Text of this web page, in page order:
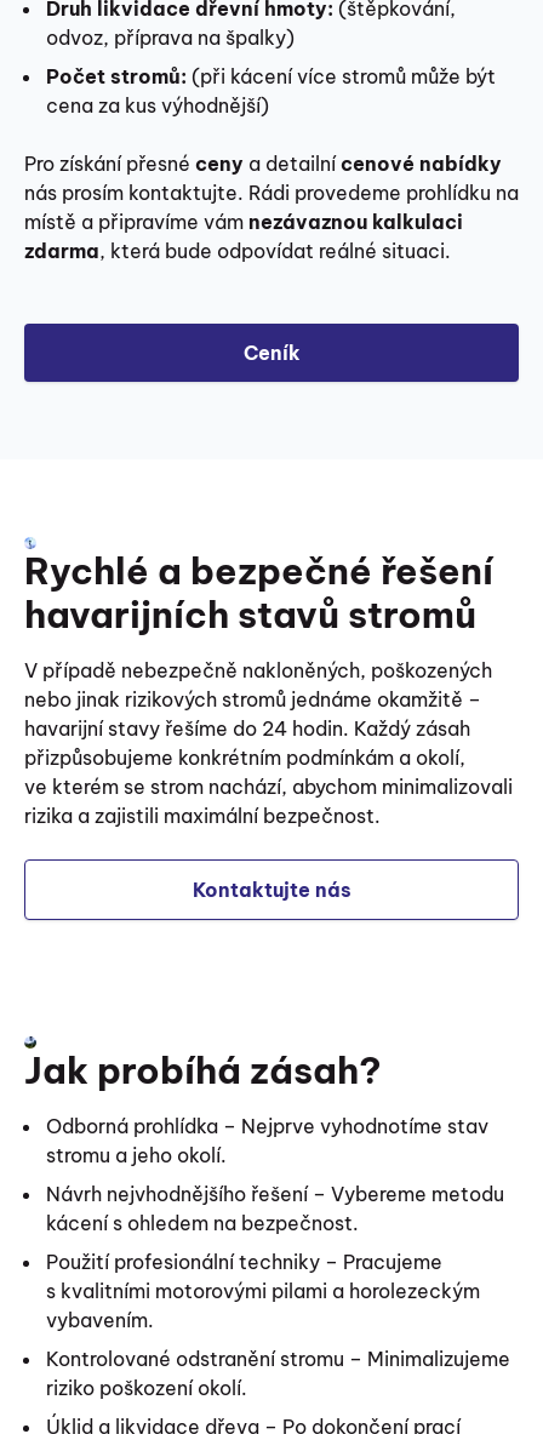
Druh likvidace dřevní hmoty: (štěpkování,
odvoz, příprava na špalky)
Počet stromů: (při kácení více stromů může být
cena za kus výhodnější)
Pro získání přesné ceny a detailnícenové nabídky
nás prosím kontaktujte. Rádi provedeme prohlídku na
místě a připravíme vám nezávaznou kalkulaci
zdarma, která bude odpovídat reálné situaci.
Ceník
Rychlé a bezpečné řešení
havarijních stavů stromů
V případě nebezpečně nakloněných, poškozených
nebo jinak rizikových stromů jednáme okamžitě –
havarijní stavy řešíme do 24 hodin. Každý zásah
přizpůsobujeme konkrétním podmínkám a okolí,
ve kterém se strom nachází, abychom minimalizovali
rizika a zajistili maximální bezpečnost.
Kontaktujte nás
Jak probíhá zásah?
Odborná prohlídka – Nejprve vyhodnotíme stav
stromu a jeho okolí.
Návrh nejvhodnějšího řešení – Vybereme metodu
kácení s ohledem na bezpečnost.
Použití profesionální techniky – Pracujeme
s kvalitními motorovými pilami a horolezeckým
vybavením.
Kontrolované odstranění stromu – Minimalizujeme
riziko poškození okolí.
Úklid a likvidace dřeva – Po dokončení prací